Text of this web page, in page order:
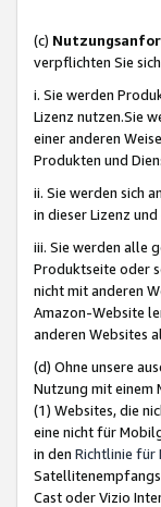
(c)
verpflichten Sie
i. Sie werden
Lizenz nutzen.Sie
einer anderen
Produkten und
ii. Sie werden sich
in dieser Lizenz
iii. Sie werden alle
Produktseite oder
nicht mit anderen
Amazon-Website
anderen Websites
(d) Ohne unsere
Nutzung mit einem
(1) Websites, die
eine nicht für
in den Richtlinie für
Cast oder Vizio